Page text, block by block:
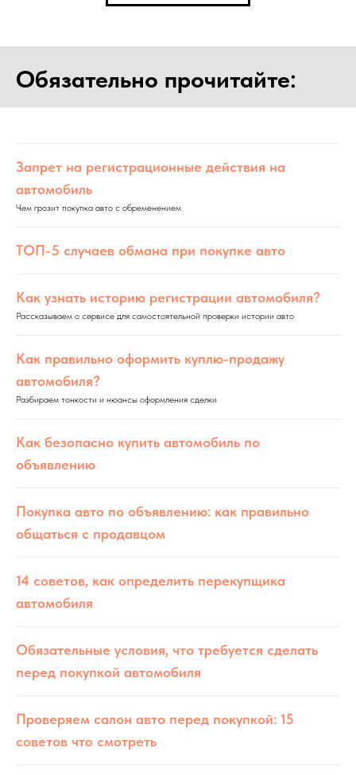
Обязательно прочитайте:
Запрет на регистрационные действия на
автомобиль
Чем грозит покупка авто с обременением
ТОП-5 случаев обмана при покупке авто
Как узнать историю регистрации автомобиля?
Рассказываем о сервисе для самостоятельной проверки истории авто
Как правильно оформить куплю-продажу
автомобиля?
Разбираем тонкости и нюансы оформления сделки
Как безопасно купить автомобиль по
объявлению
Покупка авто по объявлению: как правильно
общаться с продавцом
14 советов, как определить перекупщика
автомобиля
Обязательные условия, что требуется сделать
перед покупкой автомобиля
Проверяем салон авто перед покупкой: 15
советов что смотреть